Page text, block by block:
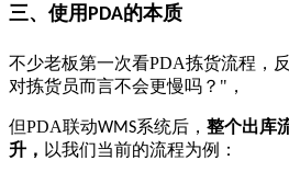
三、 使用 PDA的本质
不少老板第一次看PDA拣货流程，
对拣货员而言不会更慢吗？ " ，
但PDA联动WMS系统后， 整个出库
升， 以我们当前的流程为例 ：